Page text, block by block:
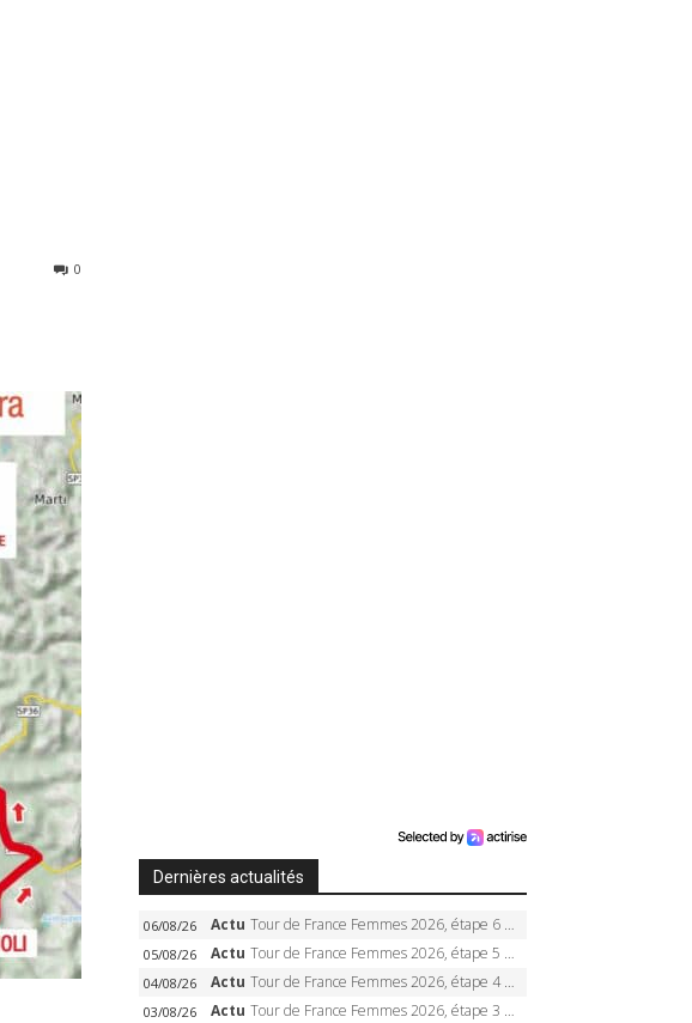
0
Dernières actualités
06/08/26 Actu Tour de France Femmes 2026, étape 6 – Kim Le Court-Pienaar gagne à Tournon, Reusser en jaune
05/08/26 Actu Tour de France Femmes 2026, étape 5 – Demi Vollering gagne à Belleville, Reusser en jaune, Ferrand-Prévot coule
04/08/26 Actu Tour de France Femmes 2026, étape 4 – Marlen Reusser écrase le chrono, Ferrand-Prévot en crise
03/08/26 Actu Tour de France Femmes 2026, étape 3 – Sigrid Haugset en solitaire, 88 km d’échappée, maillot jaune